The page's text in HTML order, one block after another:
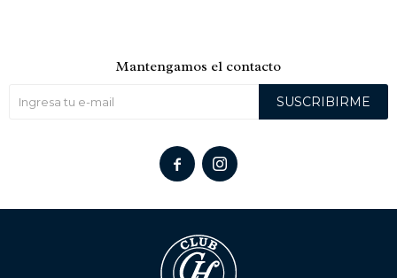
Mantengamos el contacto
SUSCRIBIRME
 